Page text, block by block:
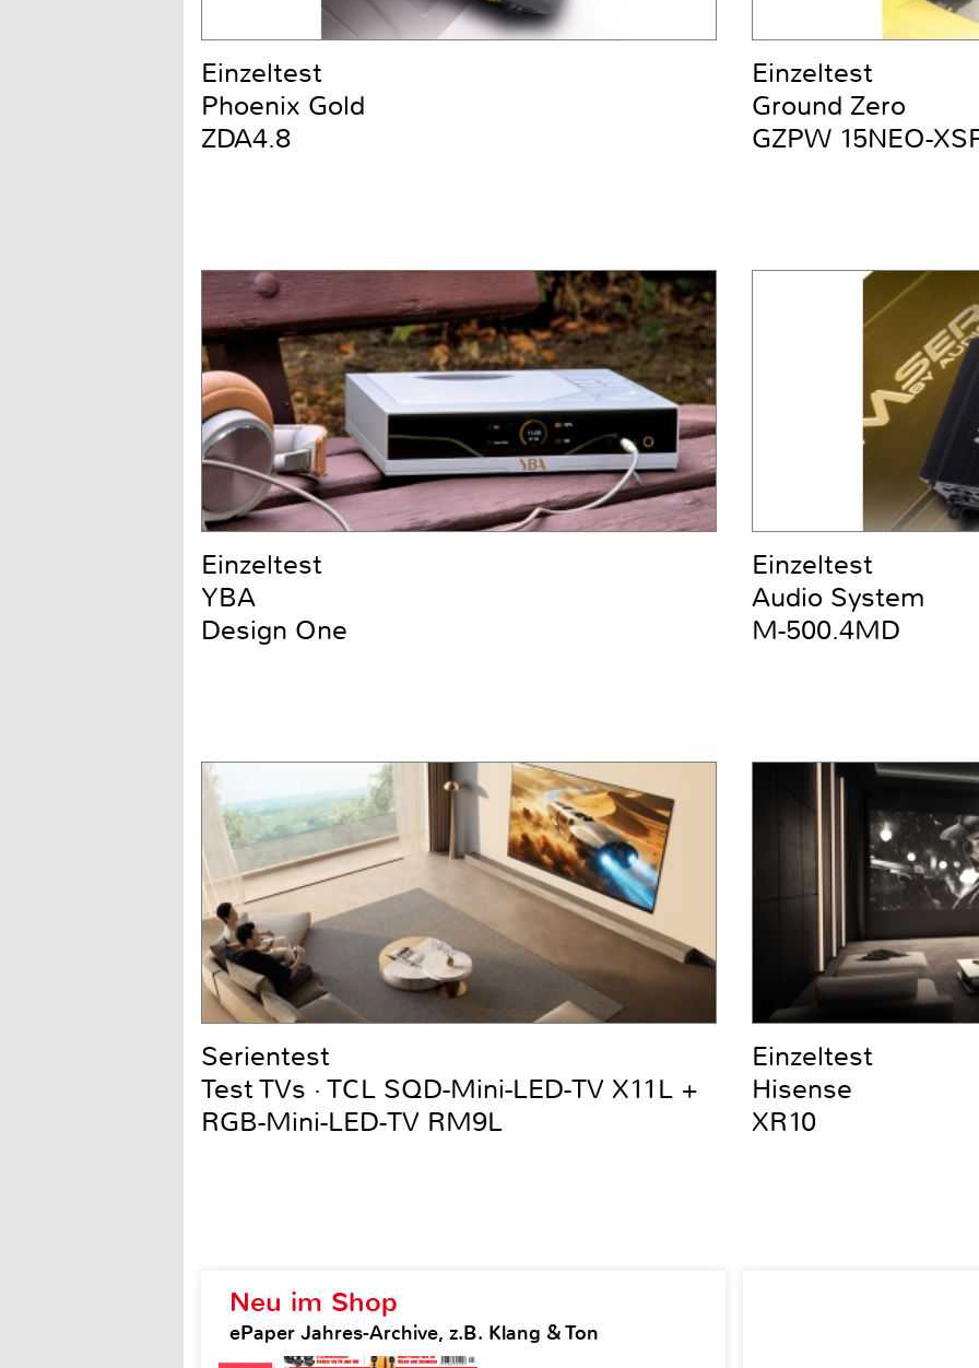
Neu im Shop
ePaper Jahres-Archive, z.B. Klang & Ton
Einzeltest
Phoenix Gold
ZDA4.8
Einzeltest
Ground Zero
GZPW 15NEO-
Einzeltest
YBA
Design One
Einzeltest
Audio System
M-500.4MD
Serientest
Test TVs · TCL SQD-Mini-LED-TV X11L +
RGB-Mini-LED-TV RM9L
Einzeltest
Hisense
XR10